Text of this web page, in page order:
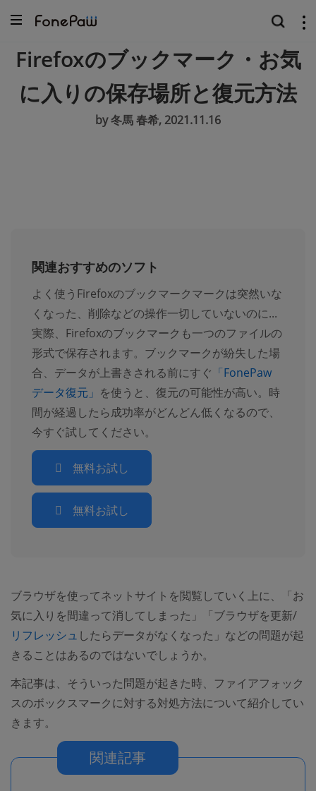
Firefoxのブックマーク・お気
に入りの保存場所と復元方法
by 冬馬 春希, 2021.11.16
関連おすすめのソフト
よく使うFirefoxのブックマークマークは突然いな
くなった、削除などの操作一切していないのに...
実際、Firefoxのブックマークも一つのファイルの
形式で保存されます。ブックマークが紛失した場
合、データが上書きされる前にすぐ 「FonePaw
データ復元」 を使うと、復元の可能性が高い。時
間が経過したら成功率がどんどん低くなるので、
今すぐ試してください。
無料お試し
無料お試し
ブラウザを使ってネットサイトを閲覧していく上に、「お
気に入りを間違って消してしまった」「ブラウザを更新/
リフレッシュ したらデータがなくなった」などの問題が起
きることはあるのではないでしょうか。
本記事は、そういった問題が起きた時、ファイアフォック
スのボックスマークに対する対処方法について紹介してい
きます。
関連記事